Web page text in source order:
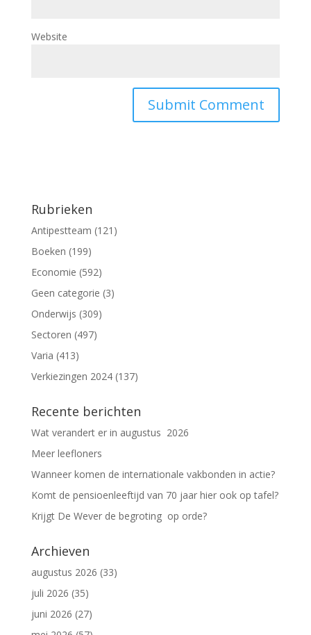
Website
Rubrieken
Antipestteam (121)
Boeken (199)
Economie (592)
Geen categorie (3)
Onderwijs (309)
Sectoren (497)
Varia (413)
Verkiezingen 2024(137)
Recente berichten
Wat verandert er in augustus 2026
Meer leefloners
Wanneer komen de internationale vakbonden in actie?
Komt de pensioenleeftijd van 70 jaar hier ook op tafel?
Krijgt De Wever de begroting op orde?
Archieven
augustus 2026 (33)
juli 2026 (35)
juni 2026 (27)